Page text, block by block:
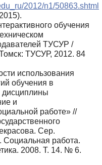
2012/n1/50863.shtml
обучения
ТУСУР /
ТУСУР, 2012. 84
использования
обучения в
дисциплины
и
работе» //
Сер.
Социальная работа.
2008. Т. 14. № 6.